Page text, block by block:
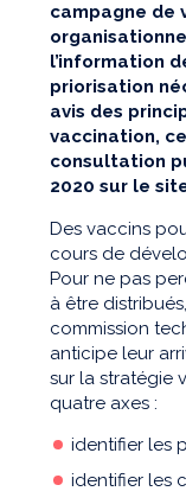
campagne de
l’information
priorisation
avis des
vaccination,
consultation
2020 sur le
Des vaccins
cours de
Pour ne pas
à être
commission
anticipe leur
sur la stratégie
quatre axes :
identifier les
identifier les